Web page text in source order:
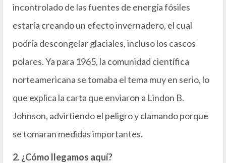
incontrolado de las fuentes de energía fósiles
estaría creando un efecto invernadero, el cual
podría descongelar glaciales, incluso los cascos
polares. Ya para 1965, la comunidad científica
norteamericana se tomaba el tema muy en serio, lo
que explica la carta que enviaron a Lindon B.
Johnson, advirtiendo el peligro y clamando porque
se tomaran medidas importantes.
2. ¿Cómo llegamos aquí?